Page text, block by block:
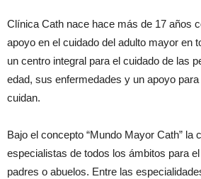
Clínica Cath nace hace más de 17 años
apoyo en el cuidado del adulto mayor en
un centro integral para el cuidado de las
edad, sus enfermedades y un apoyo
cuidan.
Bajo el concepto “Mundo Mayor Cath” la
especialistas de todos los ámbitos para
padres o abuelos. Entre las